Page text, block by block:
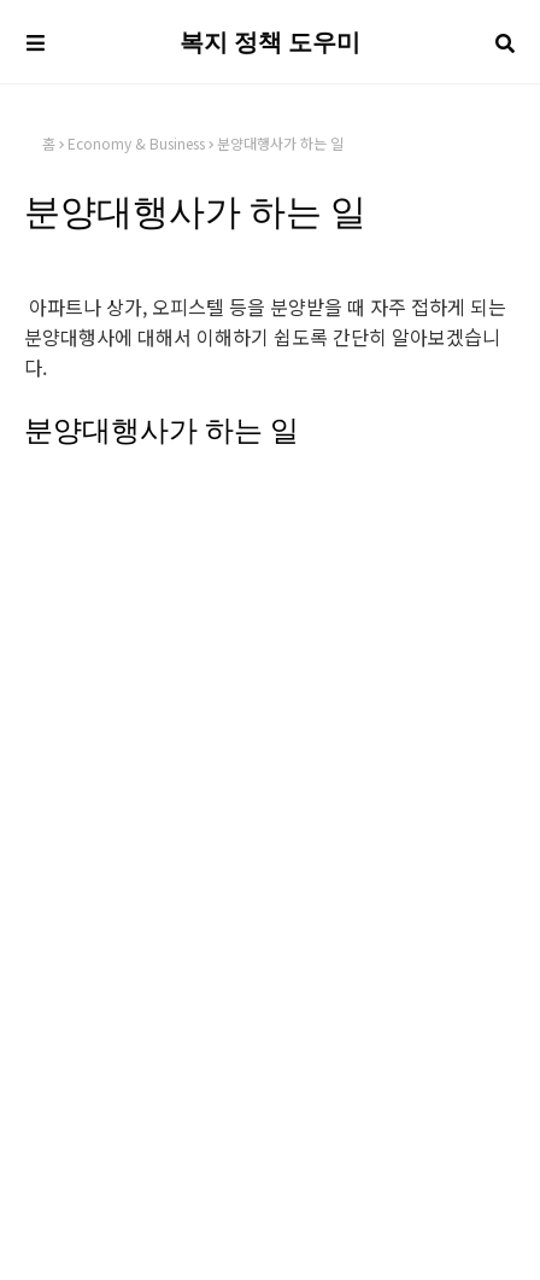
복지 정책 도우미
홈 Economy & Business 분양대행사가 하는 일
분양대행사가 하는 일
아파트나 상가, 오피스텔 등을 분양받을 때 자주 접하게 되는
분양대행사에 대해서 이해하기 쉽도록 간단히 알아보겠습니
다.
분양대행사가 하는 일